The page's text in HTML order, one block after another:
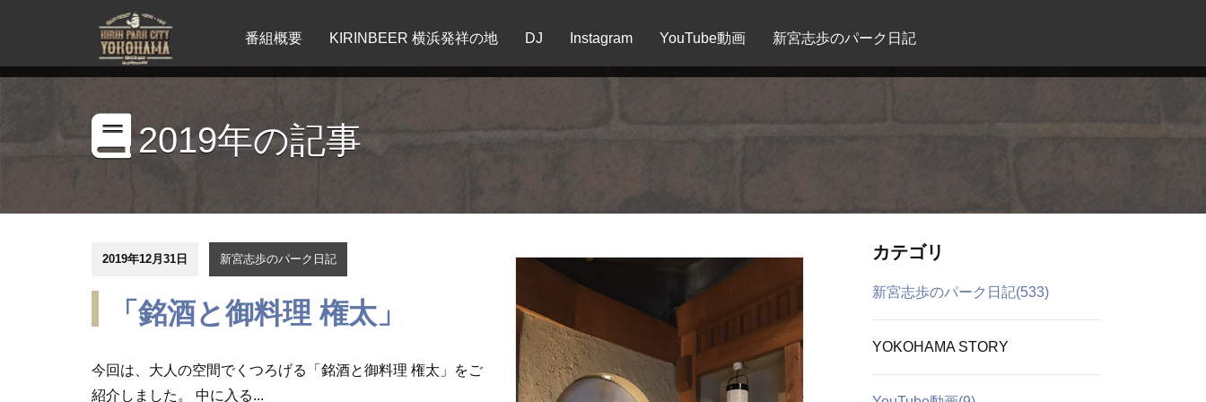
番組概要 KIRINBEER 横浜発祥の地 DJ Instagram YouTube動画 新宮志歩のパーク日記
2019年の記事
2019年12月31日 新宮志歩のパーク日記
「銘酒と御料理 権太」
今回は、大人の空間でくつろげる「銘酒と御料理 権太」をご
紹介しました。 中に入る...
カテゴリ
新宮志歩のパーク日記(533)
YOKOHAMA STORY